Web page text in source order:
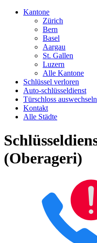
Kantone
Zürich
Bern
Basel
Aargau
St. Gallen
Luzern
Alle Kantone
Schlüssel verloren
Auto-schlüsseldienst
Türschloss auswechseln
Kontakt
Alle Städte
(Oberageri)